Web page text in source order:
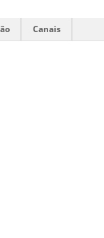
Canais